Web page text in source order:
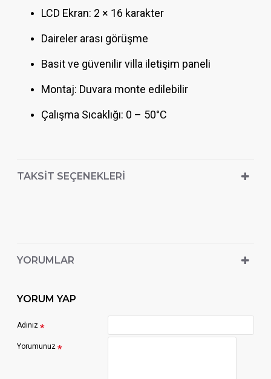
LCD Ekran: 2 × 16 karakter
Daireler arası görüşme
Basit ve güvenilir villa iletişim paneli
Montaj: Duvara monte edilebilir
Çalışma Sıcaklığı: 0 – 50°C
TAKSIT SEÇENEKLERI
YORUMLAR
YORUM YAP
Adınız
Yorumunuz